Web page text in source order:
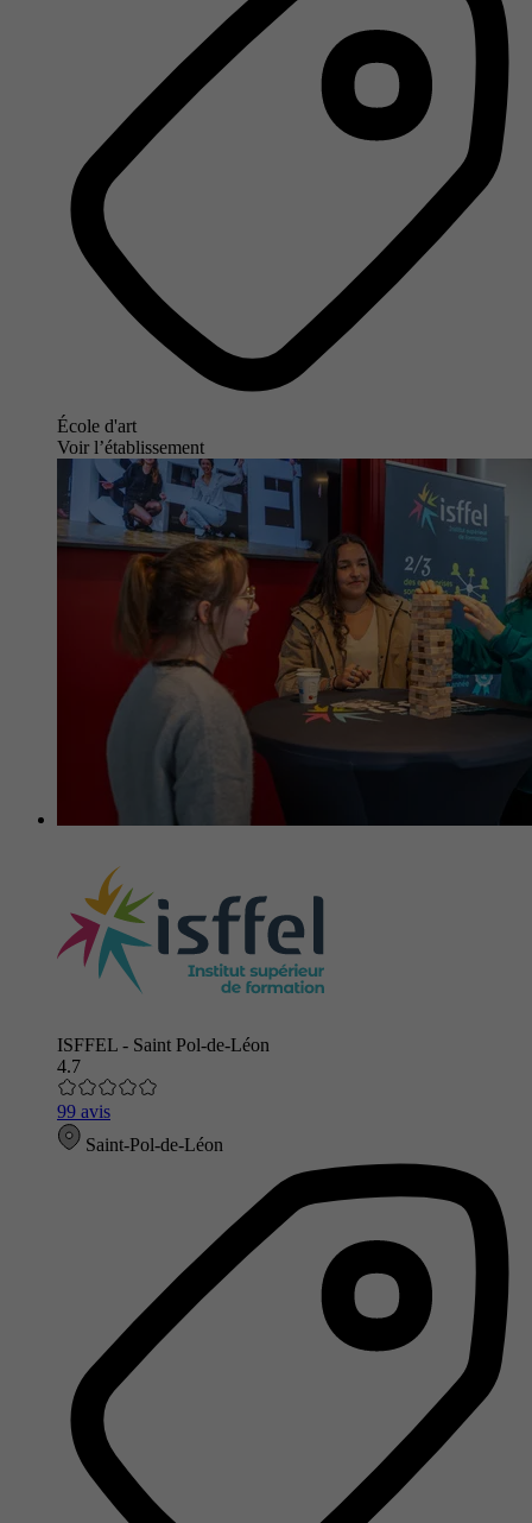
École d'art
Voir l’établissement
ISFFEL - Saint Pol-de-Léon
4.7
99 avis
Saint-Pol-de-Léon